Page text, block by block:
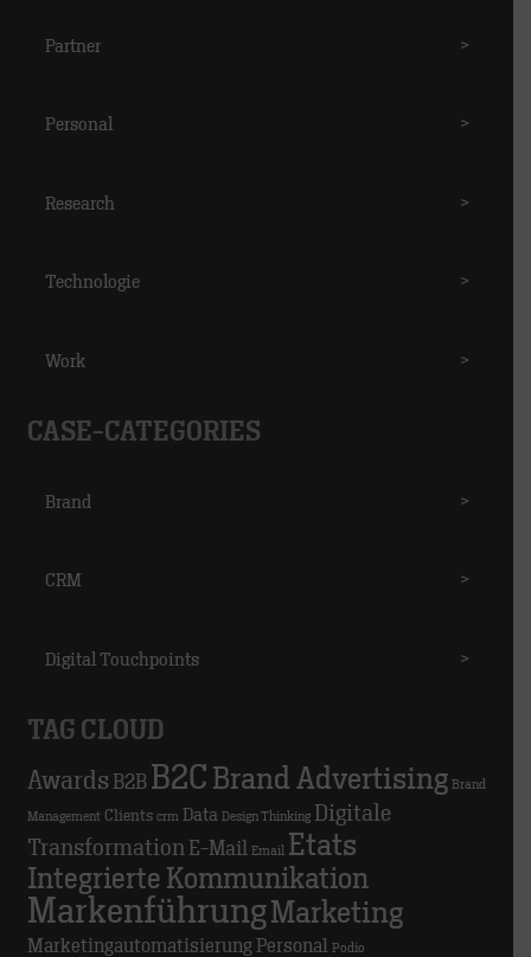
Partner >
Personal >
Research >
Technologie >
Work >
CASE-CATEGORIES
Brand >
CRM >
Digital Touchpoints >
TAG CLOUD
Awards B2B B2C Brand Advertising Brand
Management Clients crm Data Design Thinking Digitale
Transformation E-Mail Email Etats
Integrierte Kommunikation
MarkenführungMarketing
Marketingautomatisierung Personal Podio